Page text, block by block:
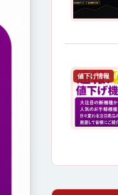
値下げ情報